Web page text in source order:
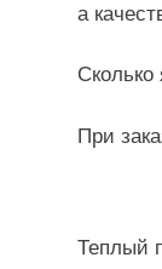
а
Сколько
При
Теплый